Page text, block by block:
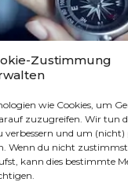
Zustimmung
wie Cookies, um
zuzugreifen. Wir tun
verbessern und um (nicht)
Wenn du nicht zustimmst
kann dies bestimmte
ist
Es ist die Kunst,
Weise zu